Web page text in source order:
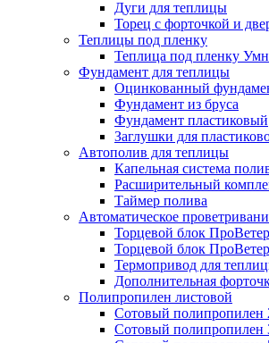
Дуги для теплицы
Торец с форточкой и
Теплицы под пленку
Теплица под пленку
Фундамент для теплицы
Оцинкованный
Фундамент из бруса
Фундамент пластиковый
Заглушки для
Автополив для теплицы
Капельная система
Расширительный
Таймер полива
Автоматическое
Торцевой блок
Торцевой блок
Термопривод для
Дополнительная
Полипропилен листовой
Сотовый полипропилен
Сотовый полипропилен